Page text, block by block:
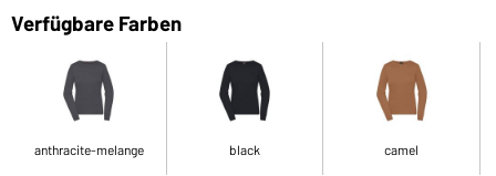
Verfügbare Farben
anthracite-melange black camel